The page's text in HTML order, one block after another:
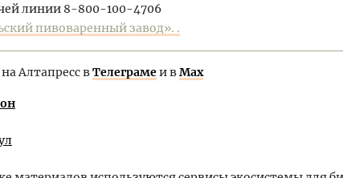
линии 8-800-100-4706
пивоваренный завод». .
Алтапресс вТелеграмеи вMax